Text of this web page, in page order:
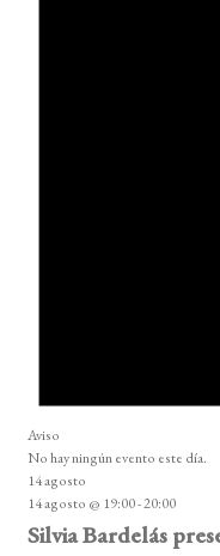
Aviso
No hay ningún evento este día.
14 agosto
14 agosto @ 19:00-20:00
Silvia Bardelás